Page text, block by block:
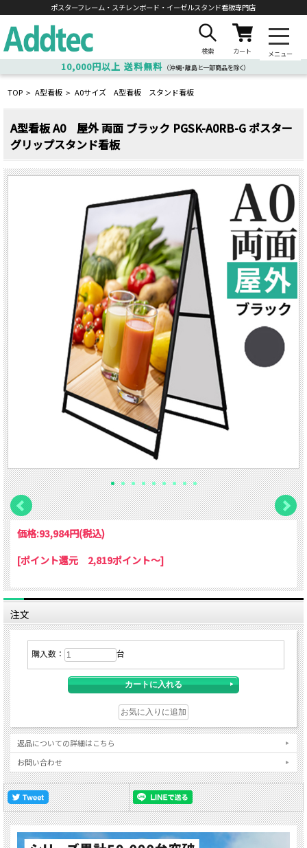
ポスターフレーム・スチレンボード・ イーゼルスタンド看板専門店
検索 カート メニュー
10,000円以上 送料無料 （沖縄・離島と一部商品を除く）
TOP > A型看板 > A0サイズ A型看板 スタンド看板
A型看板 A0 屋外 両面 ブラック PGSK-A0RB-G ポスター
グリップスタンド看板
価格:93,984円(税込)
[ポイント還元 2,819ポイント～]
注文
購入数： 台
返品についての詳細はこちら
お問い合わせ